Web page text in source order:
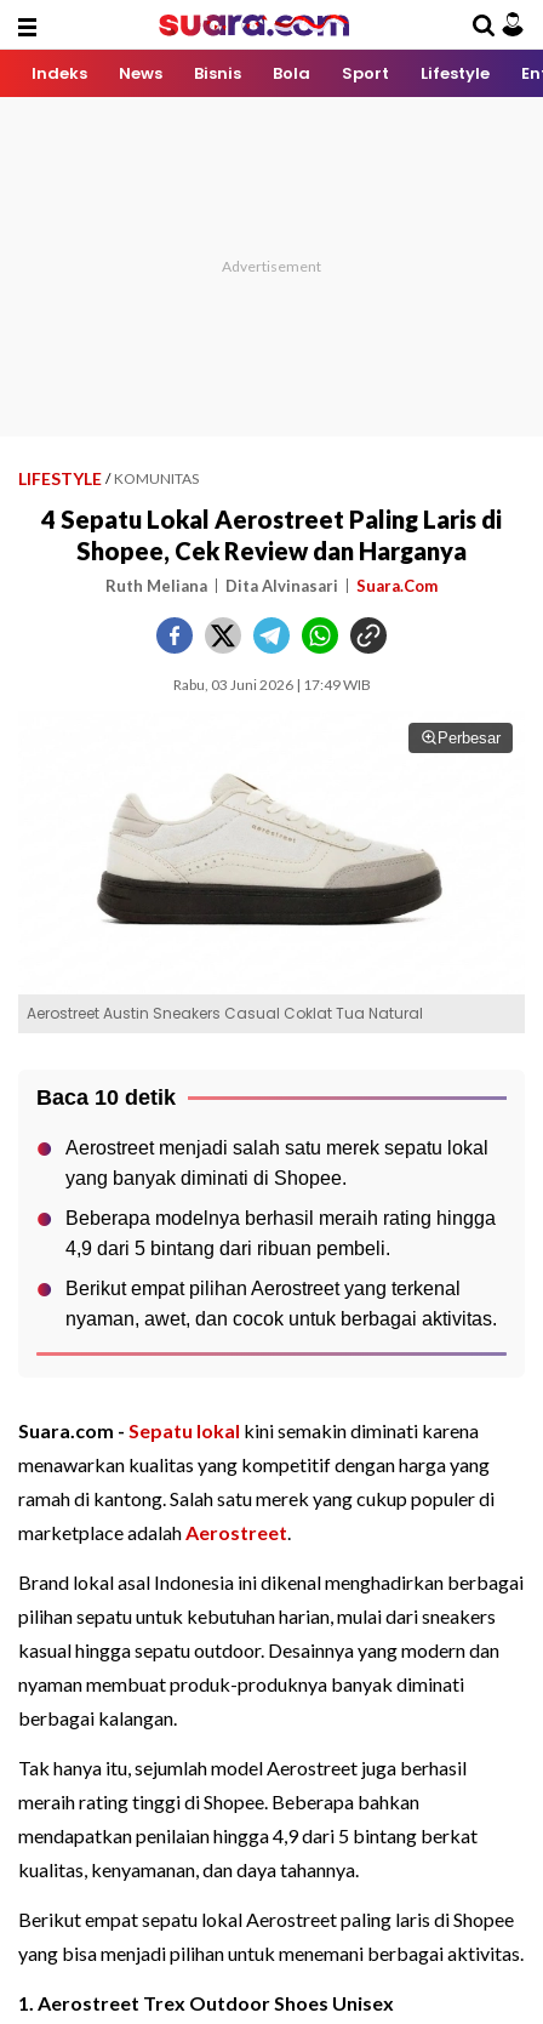
Indeks News Bisnis Bola Sport Lifestyle
LIFESTYLE / KOMUNITAS
4 Sepatu Lokal Aerostreet Paling Laris di
Shopee, Cek Review dan Harganya
Ruth Meliana Dita Alvinasari Suara.Com
Rabu, 03 Juni 2026 | 17:49 WIB
Perbesar
Aerostreet Austin Sneakers Casual Coklat Tua Natural
Baca 10 detik
Aerostreet menjadi salah satu merek sepatu lokal
yang banyak diminati di Shopee.
Beberapa modelnya berhasil meraih rating hingga
4,9 dari 5 bintang dari ribuan pembeli.
Berikut empat pilihan Aerostreet yang terkenal
nyaman, awet, dan cocok untuk berbagai aktivitas.
Suara.com - Sepatu lokal kini semakin diminati karena
menawarkan kualitas yang kompetitif dengan harga yang
ramah di kantong. Salah satu merek yang cukup populer di
marketplace adalahAerostreet.
Brand lokal asal Indonesia ini dikenal menghadirkan berbagai
pilihan sepatu untuk kebutuhan harian, mulai dari sneakers
kasual hingga sepatu outdoor. Desainnya yang modern dan
nyaman membuat produk-produknya banyak diminati
berbagai kalangan.
Tak hanya itu, sejumlah model Aerostreet juga berhasil
meraih rating tinggi di Shopee. Beberapa bahkan
mendapatkan penilaian hingga 4,9 dari 5 bintang berkat
kualitas, kenyamanan, dan daya tahannya.
Berikut empat sepatu lokal Aerostreet paling laris di Shopee
yang bisa menjadi pilihan untuk menemani berbagai aktivitas.
1. Aerostreet Trex Outdoor Shoes Unisex